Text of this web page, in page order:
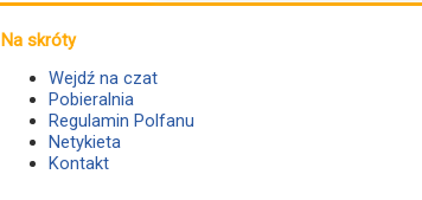
Na skróty
Wejdź na czat
Pobieralnia
Regulamin Polfanu
Netykieta
Kontakt